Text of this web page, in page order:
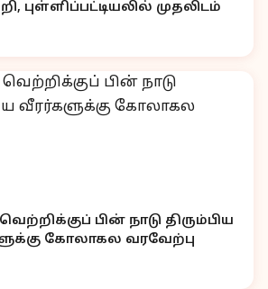
புள்ளிப்பட்டியலில் முதலிடம்
பின் நாடு திரும்பிய
கோலாகல வரவேற்பு